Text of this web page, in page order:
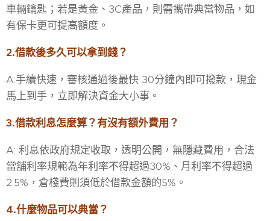
車輛鑰匙；若是黃金、3C產品，則需攜帶典當物品，如
有保卡更可提高額度。
2.借款後多久可以拿到錢？
A:手續快速，審核通過後最快 30分鐘內即可撥款，現金
馬上到手，立即解決資金大小事。
3.借款利息怎麼算？有沒有額外費用？
A: 利息依政府規定收取，透明公開，無隱藏費用，合法
當舖利率規範為年利率不得超過30%、月利率不得超過
2.5%，倉棧費則須低於借款金額的5%。
4.什麼物品可以典當？